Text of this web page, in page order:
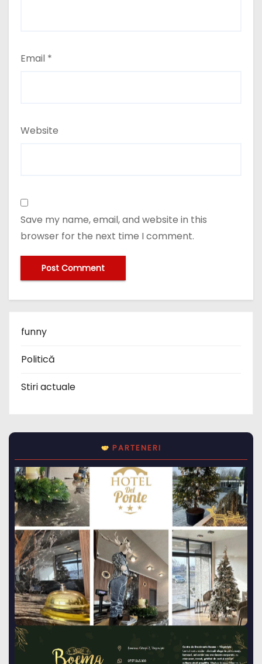
Email *
Website
Save my name, email, and website in this
browser for the next time I comment.
funny
Politică
Stiri actuale
PARTENERI